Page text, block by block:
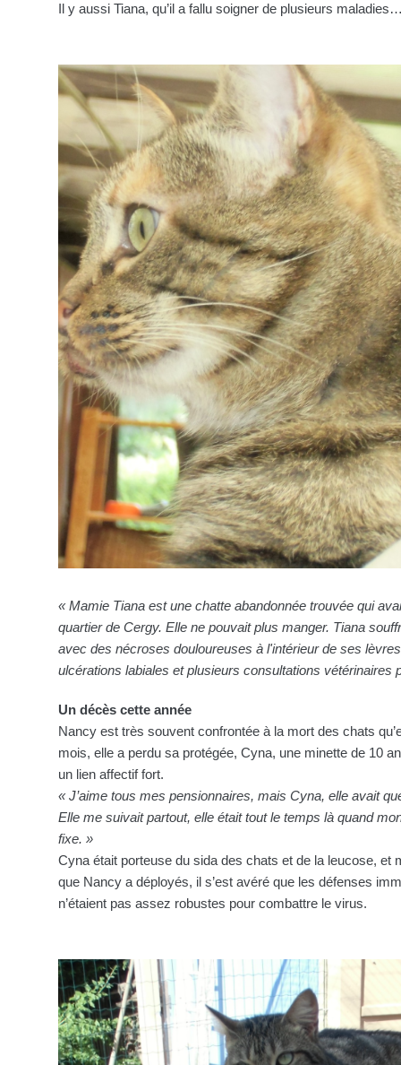
Il y aussi Tiana, qu’il a fallu soigner de plusieurs
« Mamie Tiana est une chatte abandonnée trouvée qui
quartier de Cergy. Elle ne pouvait plus manger. Tiana
avec des nécroses douloureuses à l'intérieur de ses
ulcérations labiales et plusieurs consultations vétérinaires
Un décès cette année
Nancy est très souvent confrontée à la mort des chats
mois, elle a perdu sa protégée, Cyna, une minette de 10
un lien affectif fort.
« J’aime tous mes pensionnaires, mais Cyna, elle avait
Elle me suivait partout, elle était tout le temps là quand
fixe. »
Cyna était porteuse du sida des chats et de la leucose, et
que Nancy a déployés, il s’est avéré que les défenses
n’étaient pas assez robustes pour combattre le virus.